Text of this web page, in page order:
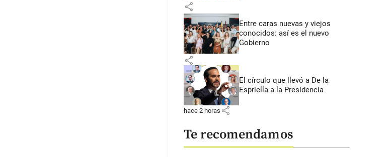
share
Entre caras nuevas y viejos
conocidos: así es el nuevo
Gobierno
share
El círculo que llevó a De la
Espriella a la Presidencia
hace 2 horas share
Te recomendamos